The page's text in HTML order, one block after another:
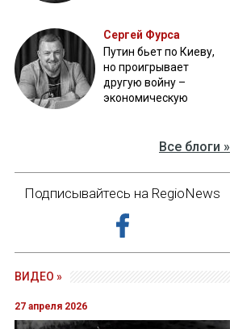
Сергей Фурса
Путин бьет по Киеву,
но проигрывает
другую войну –
экономическую
Все блоги »
Подписывайтесь на RegioNews
ВИДЕО »
27 апреля 2026